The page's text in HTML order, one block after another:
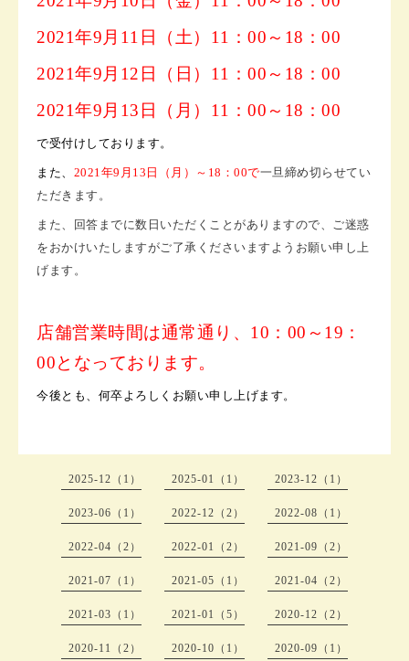
2021年9月11日（土）11：00～ 18：00
2021年9月12日（日） 11：00～ 18：00
2021年9月13日（月） 11：00～ 18：00
で受付けしております。
また、 2021年9月13日（月） ～ 18：00で一旦締め切らせてい
ただきます。
また、回答までに数日いただくことがありますので、ご迷惑
をおかけいたしますがご了承くださいますようお願い申し上
げます。
店舗営業時間は通常通り、10：00～19：
00となっております。
今後とも、何卒よろしくお願い申し上げます。
2025-12（1） 2025-01（1） 2023-12（1）
2023-06（1） 2022-12（2） 2022-08（1）
2022-04（2） 2022-01（2） 2021-09（2）
2021-07（1） 2021-05（1） 2021-04（2）
2021-03（1） 2021-01（5） 2020-12（2）
2020-11（2） 2020-10（1） 2020-09（1）